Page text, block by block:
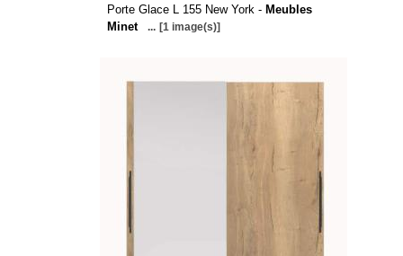
Porte Glace L 155 New York - Meubles
Minet
... [1 image(s)]